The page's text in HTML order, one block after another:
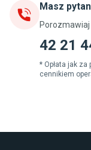
Jadalnia
Stoły do jadalni
Krzesła do jadalni
Dywany szare
Lampy w stylu
Lampy wiszące do
Masz
42 21
* Opłata jak
cennikiem